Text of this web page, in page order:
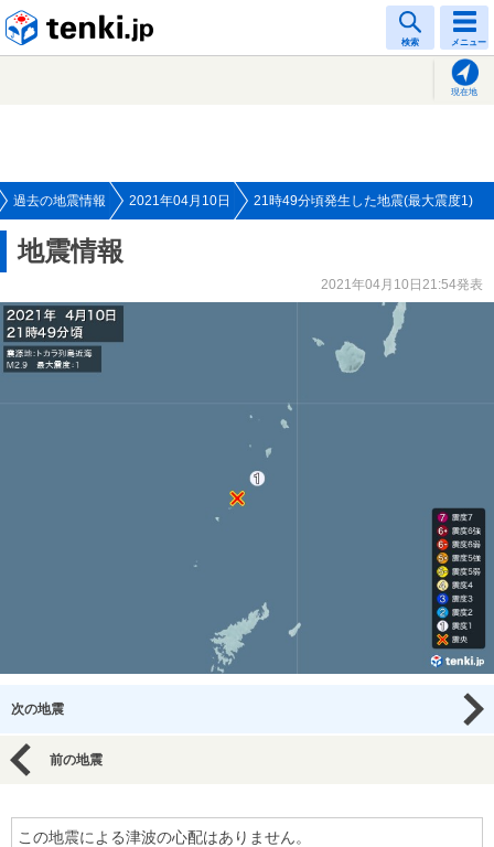
検索 メニュー
現在地
過去の地震情報 2021年04月10日 21時49分頃発生した地震(最大震度1)
地震情報
2021年04月10日21:54発表
次の地震
前の地震
この地震による津波の心配はありません。